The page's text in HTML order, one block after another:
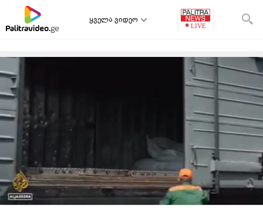
ყველა ვიდეო